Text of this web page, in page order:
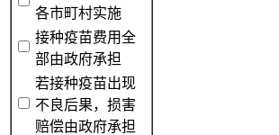
各市町村实施
接种疫苗费用全
部由政府承担
若接种疫苗出现
不良后果，损害
赔偿由政府承担